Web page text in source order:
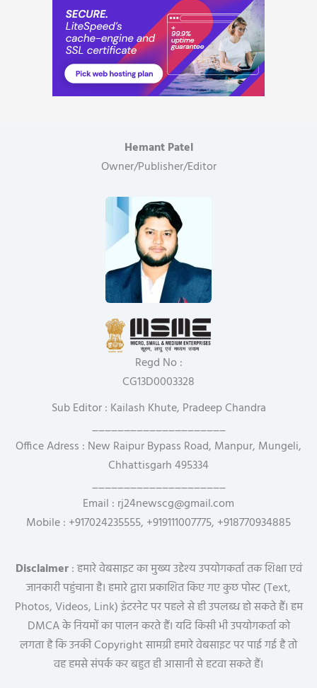
Hemant Patel
Owner/Publisher/Editor
Regd No :
CG13D0003328
Sub Editor : Kailash Khute, Pradeep Chandra
_____________________
Office Adress : New Raipur Bypass Road, Manpur, Mungeli,
Chhattisgarh 495334
_____________________
Email : rj24newscg@gmail.com
Mobile : +917024235555, +919111007775, +918770934885
Disclaimer: हमारे वेबसाइट का मुख्य उद्देश्य उपयोगकर्ता तक शिक्षा एवं
जानकारी पहुंचाना है। हमारे द्वारा प्रकाशित किए गए कुछ पोस्ट (Text,
Photos, Videos, Link) इंटरनेट पर पहले से ही उपलब्ध हो सकते हैं। हम
DMCA के नियमों का पालन करते हैं। यदि किसी भी उपयोगकर्ता को
लगता है कि उनकी Copyright सामग्री हमारे वेबसाइट पर पाई गई है तो
वह हमसे संपर्क कर बहुत ही आसानी से हटवा सकते हैं।